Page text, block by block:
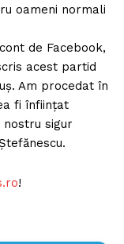
oameni normali
de Facebook,
acest partid
Am procedat în
fi înființat
nostru sigur
!